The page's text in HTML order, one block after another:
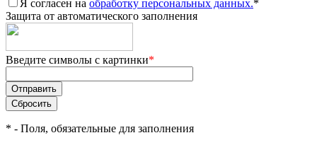
Я согласен на обработку персональных данных.*
Защита от автоматического заполнения
Введите символы с картинки*
* - Поля, обязательные для заполнения